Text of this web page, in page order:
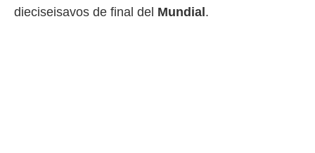
dieciseisavos de final del Mundial .